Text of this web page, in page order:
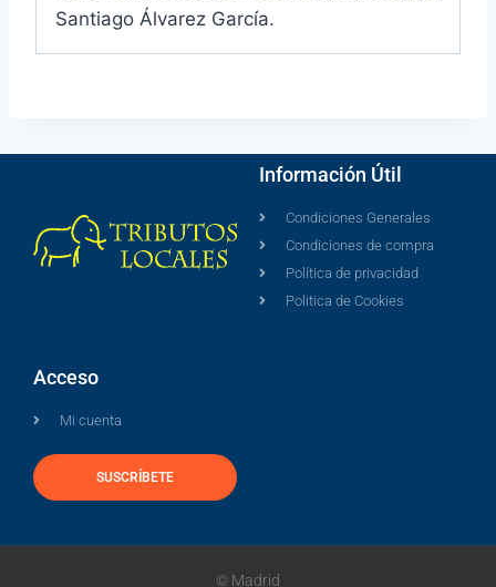
Santiago Álvarez García.
Información Útil
Condiciones Generales
Condiciones de compra
Política de privacidad
Politica de Cookies
Acceso
Mi cuenta
SUSCRÍBETE
© Madrid